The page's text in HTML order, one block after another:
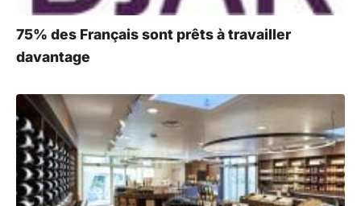
75% des Français sont prêts à travailler
davantage